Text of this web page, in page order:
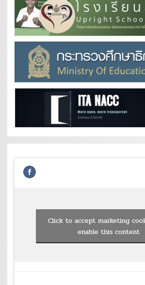
Click to accept marketing
enable this content